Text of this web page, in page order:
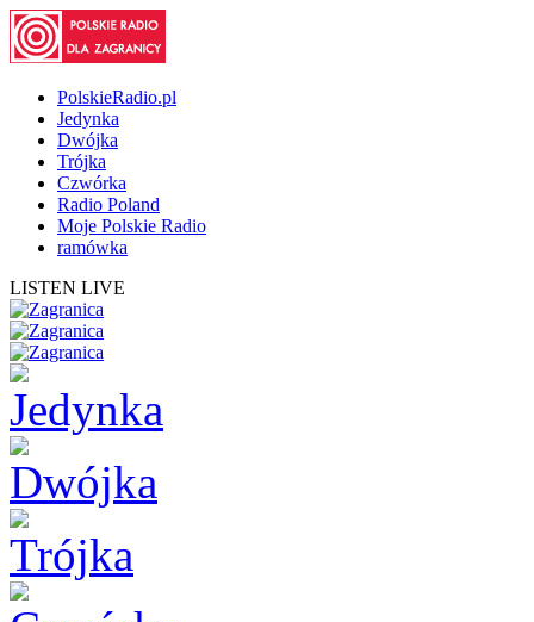
PolskieRadio.pl
Jedynka
Dwójka
Trójka
Czwórka
Radio Poland
Moje Polskie Radio
ramówka
LISTEN LIVE